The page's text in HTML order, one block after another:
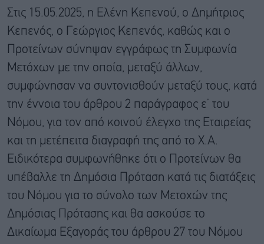
Στις 15.05.2025, η Ελένη Κεπενού, ο Δημήτριος
Κεπενός, ο Γεώργιος Κεπενός, καθώς και ο
Προτείνων σύνηψαν εγγράφως τη Συμφωνία
Μετόχων με την οποία, μεταξύ άλλων,
συμφώνησαν να συντονισθούν μεταξύ τους, κατά
την έννοια του άρθρου 2 παράγραφος ε’ του
Νόμου, για τον από κοινού έλεγχο της Εταιρείας
και τη μετέπειτα διαγραφή της από το Χ.Α.
Ειδικότερα συμφωνήθηκε ότι ο Προτείνων θα
υπέβαλλε τη Δημόσια Πρόταση κατά τις διατάξεις
του Νόμου για το σύνολο των Μετοχών της
Δημόσιας Πρότασης και θα ασκούσε το
Δικαίωμα Εξαγοράς του άρθρου 27 του Νόμου